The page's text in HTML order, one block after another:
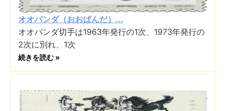
オオパンダ（おおぱんだ）...
オオパンダ切手は1963年発行の1次、1973年発行の
2次に別れ、1次
続きを読む »